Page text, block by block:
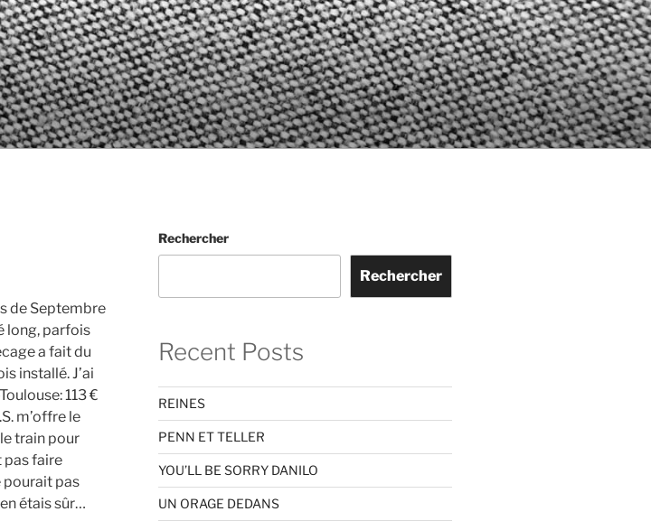
de Septembre
long, parfois
a fait du
installé. J’ai
113 €
m’offre le
train pour
pas faire
pourait pas
étais sûr…
Rechercher
Rechercher
Recent Posts
REINES
PENN ET TELLER
YOU’LL BE SORRY DANILO
UN ORAGE DEDANS